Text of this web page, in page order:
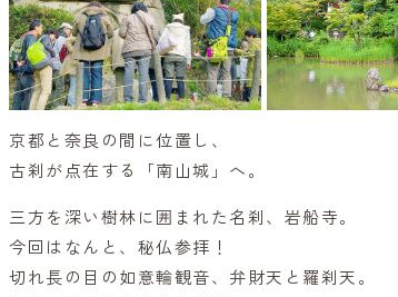
京都と奈良の間に位置し、
古刹が点在する「南山城」へ。
三方を深い樹林に囲まれた名刹、岩船寺。
今回はなんと、秘仏参拝！
切れ長の目の如意輪観音、弁財天と羅刹天。